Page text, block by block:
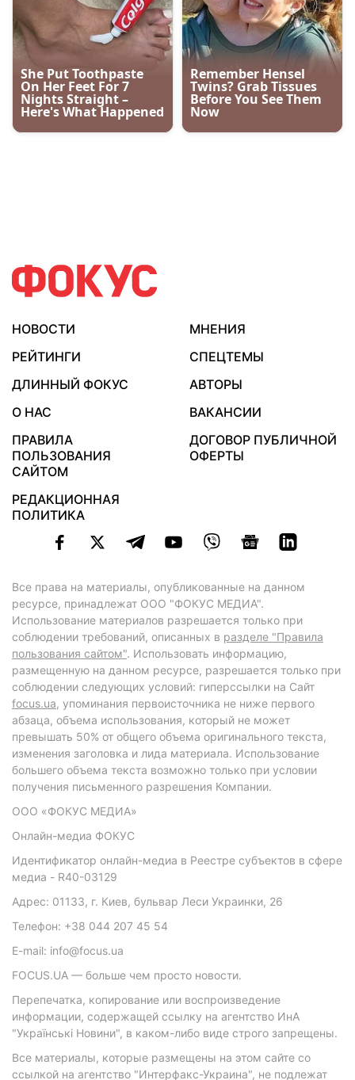
НОВОСТИ
МНЕНИЯ
РЕЙТИНГИ
СПЕЦТЕМЫ
ДЛИННЫЙ ФОКУС
АВТОРЫ
О НАС
ВАКАНСИИ
ПРАВИЛА
ПОЛЬЗОВАНИЯ
САЙТОМ
ДОГОВОР ПУБЛИЧНОЙ
ОФЕРТЫ
РЕДАКЦИОННАЯ
ПОЛИТИКА
Все права на материалы, опубликованные на данном
ресурсе, принадлежат ООО "ФОКУС МЕДИА".
Использование материалов разрешается только при
соблюдении требований, описанных в разделе "Правила
пользования сайтом". Использовать информацию,
размещенную на данном ресурсе, разрешается только при
соблюдении следующих условий: гиперссылки на Сайт
focus.ua, упоминания первоисточника не ниже первого
абзаца, объема использования, который не может
превышать 50% от общего объема оригинального текста,
изменения заголовка и лида материала. Использование
большего объема текста возможно только при условии
получения письменного разрешения Компании.
ООО «ФОКУС МЕДИА»
Онлайн-медиа ФОКУС
Идентификатор онлайн-медиа в Реестре субъектов в сфере
медиа - R40-03129
Адрес: 01133, г. Киев, бульвар Леси Украинки, 26
Телефон: +38 044 207 45 54
E-mail: info@focus.ua
FOCUS.UA — больше чем просто новости.
Перепечатка, копирование или воспроизведение
информации, содержащей ссылку на агентство ИнА
"Українські Новини", в каком-либо виде строго запрещены.
Все материалы, которые размещены на этом сайте со
ссылкой на агентство "Интерфакс-Украина", не подлежат